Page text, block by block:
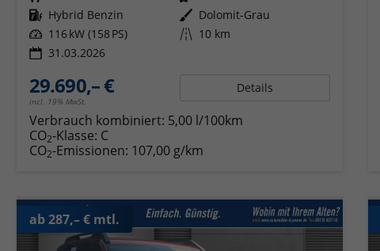
Kraftstoff Hybrid Benzin Außenfarbe Dolomit-Grau
Leistung 116 kW (158 PS) Kilometerstand 10 km
31.03.2026
29.690,– €
incl. 19% MwSt.
Details
Verbrauch kombiniert: 5,00 l/100km
CO2-Klasse: C
CO2-Emissionen: 107,00 g/km
ab 287,– € mtl.